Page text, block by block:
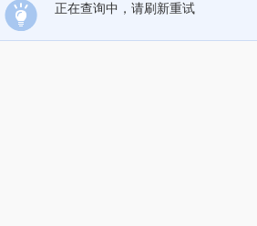
正在查询中，请刷新重试